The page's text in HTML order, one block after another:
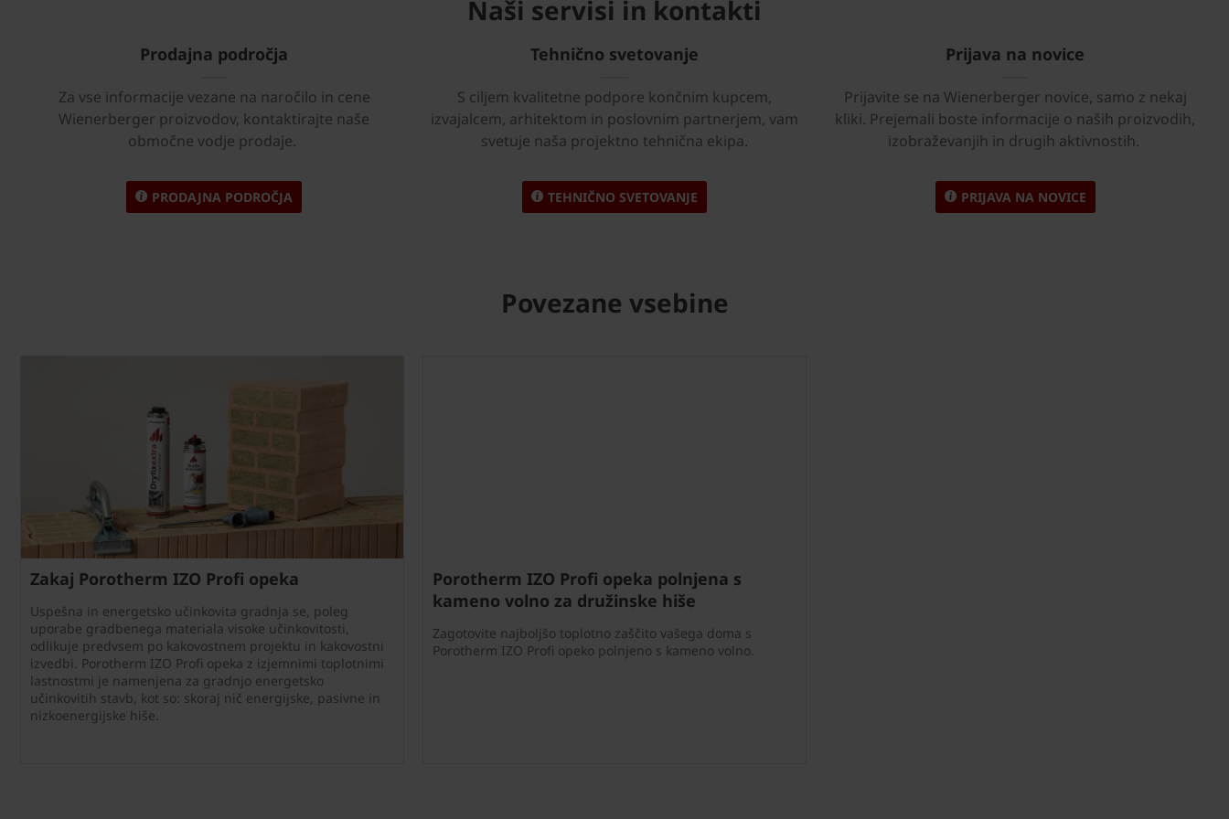
Naši servisi in kontakti
Prodajna področja
Za vse informacije vezane na naročilo in cene
Wienerberger proizvodov, kontaktirajte naše
območne vodje prodaje.
PRODAJNA PODROČJA
Tehnično svetovanje
S ciljem kvalitetne podpore končnim kupcem,
izvajalcem, arhitektom in poslovnim partnerjem, vam
svetuje naša projektno tehnična ekipa.
TEHNIČNO SVETOVANJE
Prijava na novice
Prijavite se na Wienerberger novice, samo z nekaj
kliki. Prejemali boste informacije o naših proizvodih,
izobraževanjih in drugih aktivnostih.
PRIJAVA NA NOVICE
Povezane vsebine
Zakaj Porotherm IZO Profi opeka
Uspešna in energetsko učinkovita gradnja se, poleg
uporabe gradbenega materiala visoke učinkovitosti,
odlikuje predvsem po kakovostnem projektu in kakovostni
izvedbi. Porotherm IZO Profi opeka z izjemnimi toplotnimi
lastnostmi je namenjena za gradnjo energetsko
učinkovitih stavb, kot so: skoraj nič energijske, pasivne in
nizkoenergijske hiše.
Porotherm IZO Profi opeka polnjena s
kameno volno za družinske hiše
Zagotovite najboljšo toplotno zaščito vašega doma s
Porotherm IZO Profi opeko polnjeno s kameno volno.